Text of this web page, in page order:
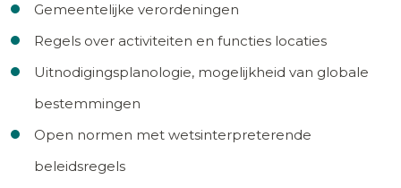
Gemeentelijke verordeningen
Regels over activiteiten en functies locaties
Uitnodigingsplanologie, mogelijkheid van globale
bestemmingen
Open normen met wetsinterpreterende
beleidsregels